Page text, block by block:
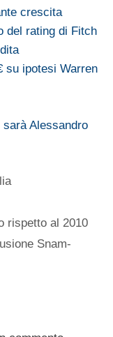
crescita
del rating di Fitch
su ipotesi Warren
Alessandro
rispetto al 2010
Snam-